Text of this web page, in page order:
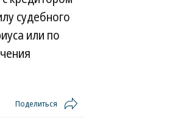
судебного
или по
Поделиться